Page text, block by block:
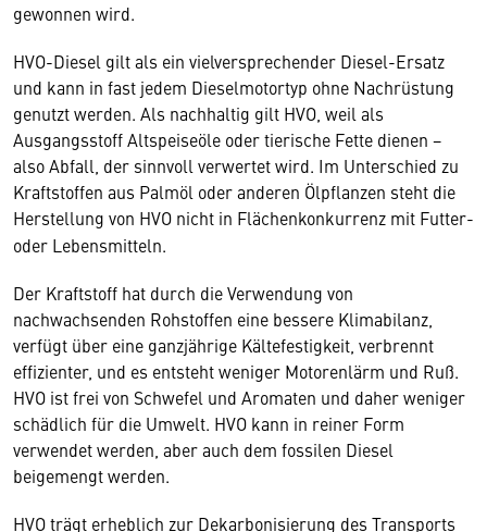
gewonnen wird.
HVO-Diesel gilt als ein vielversprechender Diesel-Ersatz
und kann in fast jedem Dieselmotortyp ohne Nachrüstung
genutzt werden. Als nachhaltig gilt HVO, weil als
Ausgangsstoff Altspeiseöle oder tierische Fette dienen −
also Abfall, der sinnvoll verwertet wird. Im Unterschied zu
Kraftstoffen aus Palmöl oder anderen Ölpflanzen steht die
Herstellung von HVO nicht in Flächenkonkurrenz mit Futter-
oder Lebensmitteln.
Der Kraftstoff hat durch die Verwendung von
nachwachsenden Rohstoffen eine bessere Klimabilanz,
verfügt über eine ganzjährige Kältefestigkeit, verbrennt
effizienter, und es entsteht weniger Motorenlärm und Ruß.
HVO ist frei von Schwefel und Aromaten und daher weniger
schädlich für die Umwelt. HVO kann in reiner Form
verwendet werden, aber auch dem fossilen Diesel
beigemengt werden.
HVO trägt erheblich zur Dekarbonisierung des Transports